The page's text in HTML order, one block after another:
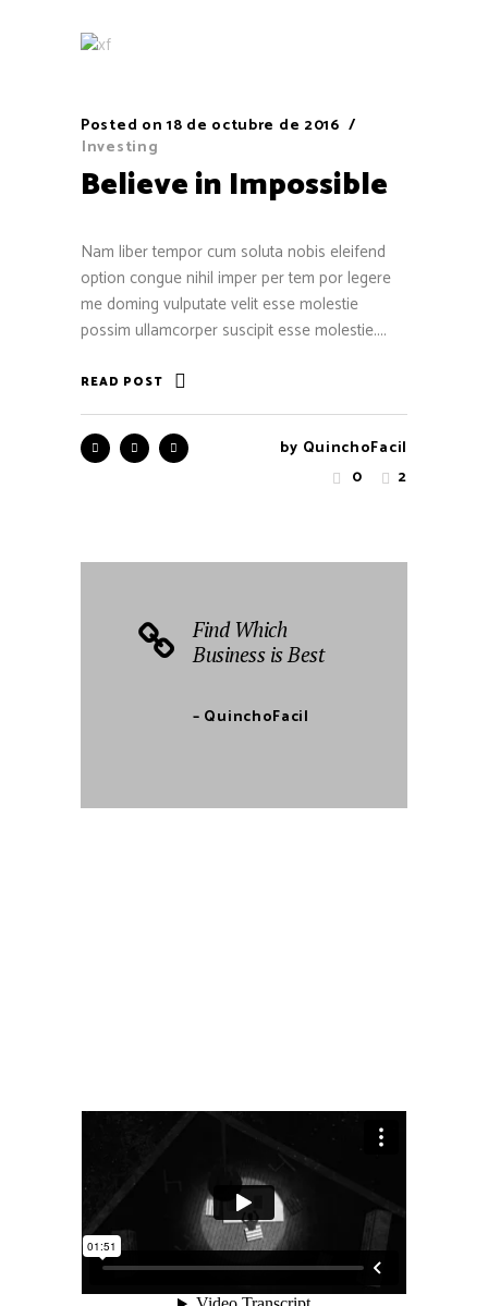
Posted on 18 de octubre de 2016
Investing
Believe in Impossible
Nam liber tempor cum soluta nobis eleifend
option congue nihil imper per tem por legere
me doming vulputate velit esse molestie
possim ullamcorper suscipit esse molestie....
READ POST
by QuinchoFacil
0
2
Find Which
Business is Best
– QuinchoFacil